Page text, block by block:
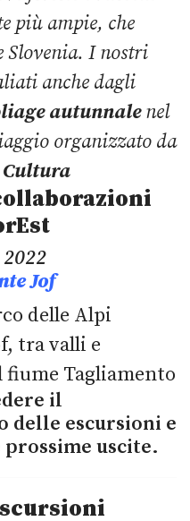
più ampie, che
Slovenia. I nostri
anche dagli
autunnalenel
organizzato da
Cultura
2022
Jof
delle Alpi
tra valli e
fiume Tagliamento
il
delle escursioni e
uscite.